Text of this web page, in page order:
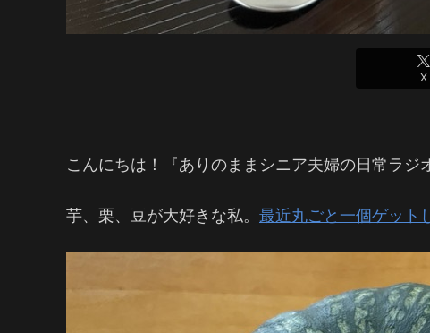
X
こんにちは！『ありのままシニア夫婦の日常ラジ
芋、栗、豆が大好きな私。 最近丸ごと一個ゲット